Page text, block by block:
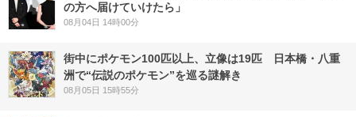
の方へ届けていけたら」
08月04日 14時00分
街中にポケモン100匹以上、立像は19匹 日本橋・八重
洲で“伝説のポケモン”を巡る謎解き
08月05日 15時55分